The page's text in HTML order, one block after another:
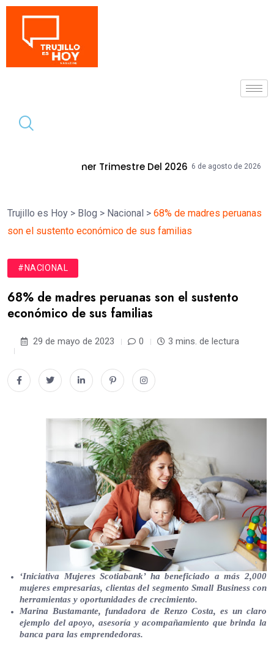
Del 2026 6 de agosto de 2026 Mallplaza
Trujillo es Hoy > Blog > Nacional > 68% de madres peruanas
son el sustento económico de sus familias
#NACIONAL
68% de madres peruanas son el sustento
económico de sus familias
29 de mayo de 2023 0 3 mins. de lectura
‘Iniciativa Mujeres Scotiabank’ ha beneficiado a más 2,000
mujeres empresarias, clientas del segmento Small Business con
herramientas y oportunidades de crecimiento.
Marina Bustamante, fundadora de Renzo Costa, es un claro
ejemplo del apoyo, asesoría y acompañamiento que brinda la
banca para las emprendedoras.